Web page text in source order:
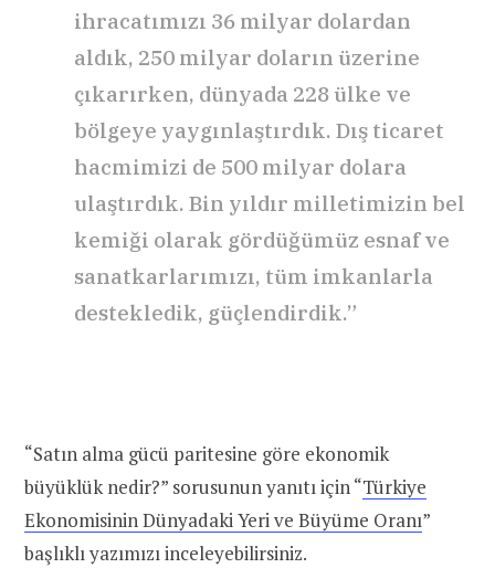
ihracatımızı 36 milyar dolardan
aldık, 250 milyar doların üzerine
çıkarırken, dünyada 228 ülke ve
bölgeye yaygınlaştırdık. Dış ticaret
hacmimizi de 500 milyar dolara
ulaştırdık. Bin yıldır milletimizin bel
kemiği olarak gördüğümüz esnaf ve
sanatkarlarımızı, tüm imkanlarla
destekledik, güçlendirdik.”
“Satın alma gücü paritesine göre ekonomik
büyüklük nedir?” sorusunun yanıtı için “Türkiye
Ekonomisinin Dünyadaki Yeri ve Büyüme Oranı”
başlıklı yazımızı inceleyebilirsiniz.